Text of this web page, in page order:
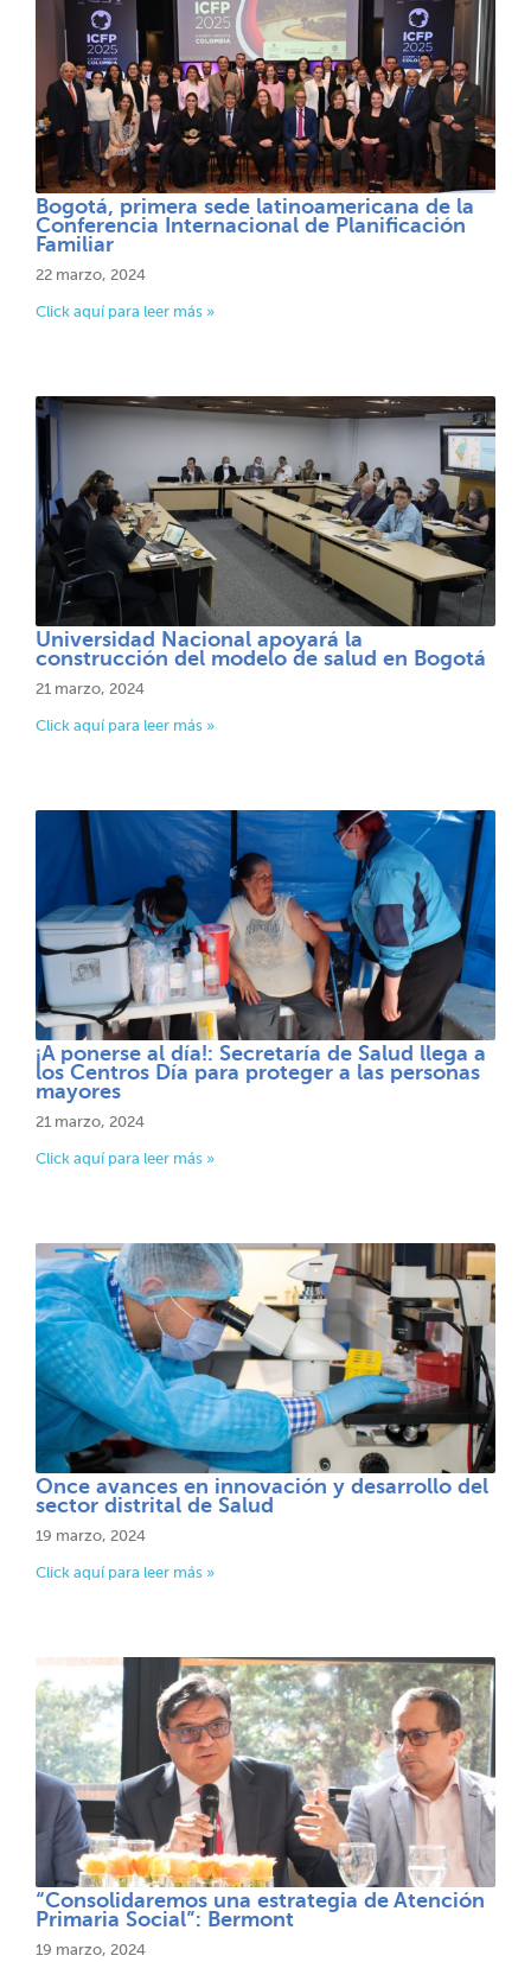
Bogotá, primera sede latinoamericana de la
Conferencia Internacional de Planificación
Familiar​​
22 marzo, 2024
Click aquí para leer más »
Universidad Nacional apoyará la
construcción del modelo de salud en Bogotá​​
21 marzo, 2024
Click aquí para leer más »
¡A ponerse al día!: Secretaría de Salud llega a
los Centros Día para proteger a las personas
mayores​​
21 marzo, 2024
Click aquí para leer más »
Once avances en innovación y desarrollo del
sector distrital de Salud​​
19 marzo, 2024
Click aquí para leer más »
“Consolidaremos una estrategia de Atención
Primaria Social”: Bermont​​
19 marzo, 2024